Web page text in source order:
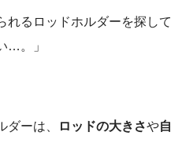
れるロッドホルダーを探
…。」
ダーは、 ロッドの大きさや